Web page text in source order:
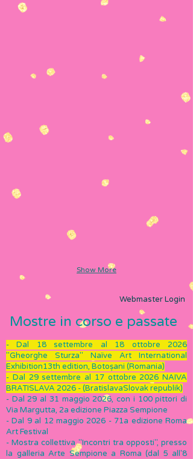
Show More
Webmaster Login
Mostre in corso e passate ​
- Dal 18 settembre al 18 ottobre 2026
"Gheorghe Sturza" Naïve Art International
Exhibition13th edition, Botoșani (Romania)
- Dal 29 settembre al 17 ottobre 2026 NAIVA
BRATISLAVA 2026 - (BratislavaSlovak republik)
- Dal 29 al 31 maggio 2026, con i 100 pittori di
Via Margutta, 2a edizione Piazza Sempione
- Dal 9 al 12 maggio 2026 - 71a edizione Roma
Art Festival
- Mostra collettiva "Incontri tra opposti", presso
la galleria Arte Sempione a Roma (dal 5 all'8